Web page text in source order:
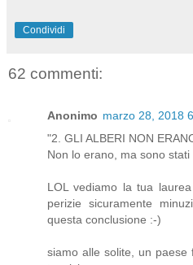
Condividi
62 commenti:
Anonimo marzo 28, 2018
"2. GLI ALBERI NON
Non lo erano, ma sono
LOL vediamo la tua
perizie sicuramente
questa conclusione :-)
siamo alle solite, un